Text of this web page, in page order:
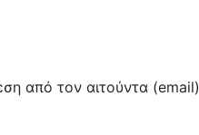
από τον αιτούντα (email)